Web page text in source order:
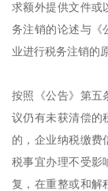
求额外提供文件或
务注销的论述与《
业进行税务注销的
按照《公告》第五
议仍有未获清偿的
的，企业纳税缴费
税事宜办理不受影
复，在重整或和解